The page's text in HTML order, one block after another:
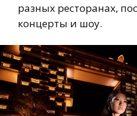
разных ресторанах,
концерты и шоу.